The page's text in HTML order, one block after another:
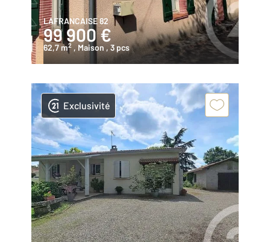
LAFRANCAISE 82
99 900 €
62,7 m2 , Maison , 3 pcs
Exclusivité